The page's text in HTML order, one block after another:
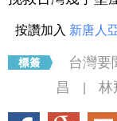
按讚加入 新唐人
台灣要
昌
林